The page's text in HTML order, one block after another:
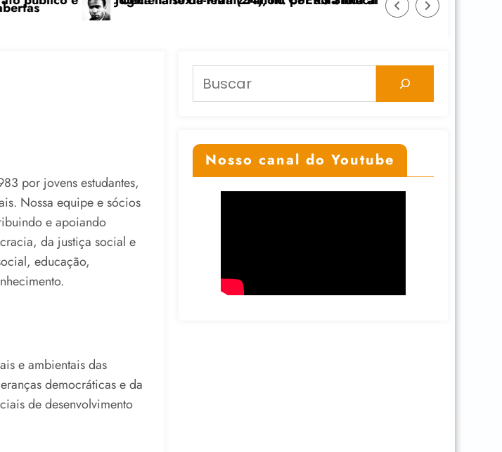
por jovens estudantes,
Nossa equipe e sócios
e apoiando
da justiça social e
educação,
e ambientais das
democráticas e da
de desenvolvimento
Pesquisar
Nosso canal do Youtube